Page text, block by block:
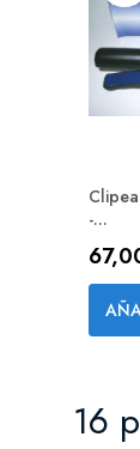
-...
16